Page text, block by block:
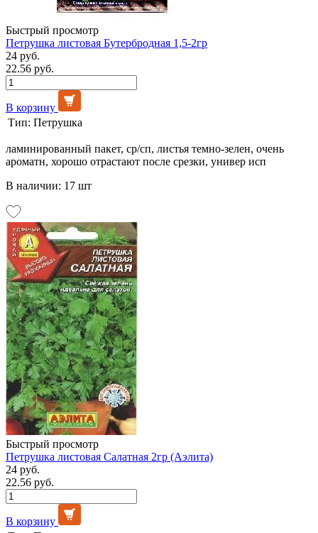
Быстрый просмотр
Петрушка листовая Бутербродная 1,5-2гр
24 руб.
22.56 руб.
В корзину
Тип: Петрушка
ламинированный пакет, ср/сп, листья темно-зелен, очень
ароматн, хорошо отрастают после срезки, универ исп
В наличии: 17 шт
Быстрый просмотр
Петрушка листовая Салатная 2гр (Аэлита)
24 руб.
22.56 руб.
В корзину